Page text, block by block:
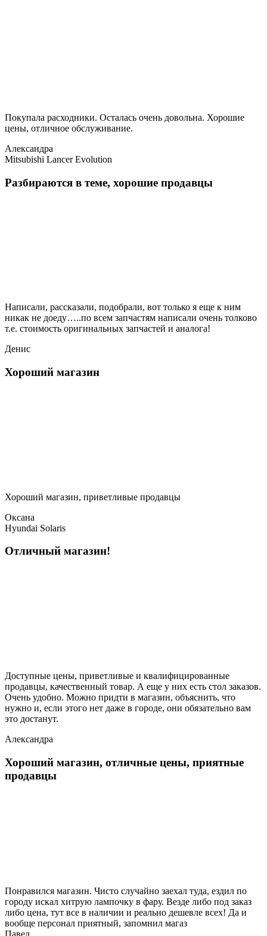
Покупала расходники. Осталась очень довольна. Хорошие
цены, отличное обслуживание.
Александра
Mitsubishi Lancer Evolution
Разбираются в теме, хорошие продавцы
Написали, рассказали, подобрали, вот только я еще к ним
никак не доеду…..по всем запчастям написали очень толково
т.е. стоимость оригинальных запчастей и аналога!
Денис
Хороший магазин
Хороший магазин, приветливые продавцы
Оксана
Hyundai Solaris
Отличный магазин!
Доступные цены, приветливые и квалифицированные
продавцы, качественный товар. А еще у них есть стол заказов.
Очень удобно. Можно придти в магазин, объяснить, что
нужно и, если этого нет даже в городе, они обязательно вам
это достанут.
Александра
Хороший магазин, отличные цены, приятные
продавцы
Понравился магазин. Чисто случайно заехал туда, ездил по
городу искал хитрую лампочку в фару. Везде либо под заказ
либо цена, тут все в наличии и реально дешевле всех! Да и
вообще персонал приятный, запомнил магаз
Павел